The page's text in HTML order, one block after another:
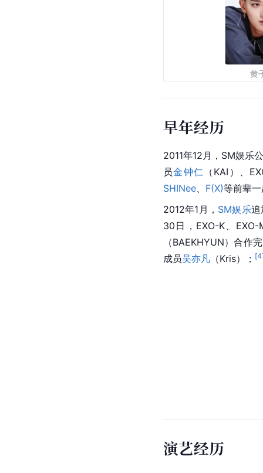
黄
早年经历
2011年12月，SM娱乐
员金钟仁 （KAI）、
SHINee
F(X)等前辈一
2012年1月， SM娱乐追
30日， EXO-K
EXO-
（BAEKHYUN）合作
成员吴亦凡 （Kris）； [
演艺经历